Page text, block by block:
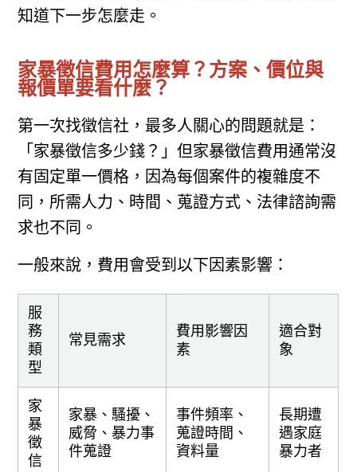
知道下一步怎麼走。
家暴徵信費用怎麼算？方案、價位與
報價單要看什麼？
第一次找徵信社，最多人關心的問題就是：
「家暴徵信多少錢？」但家暴徵信費用通常沒
有固定單一價格，因為每個案件的複雜度不
同，所需人力、時間、蒐證方式、法律諮詢需
求也不同。
一般來說，費用會受到以下因素影響：
服
務
類
型
常見需求
費用影響因
素
適合對
象
家
暴
徵
信
家暴、騷擾、
威脅、暴力事
件蒐證
事件頻率、
蒐證時間、
資料量
長期遭
遇家庭
暴力者